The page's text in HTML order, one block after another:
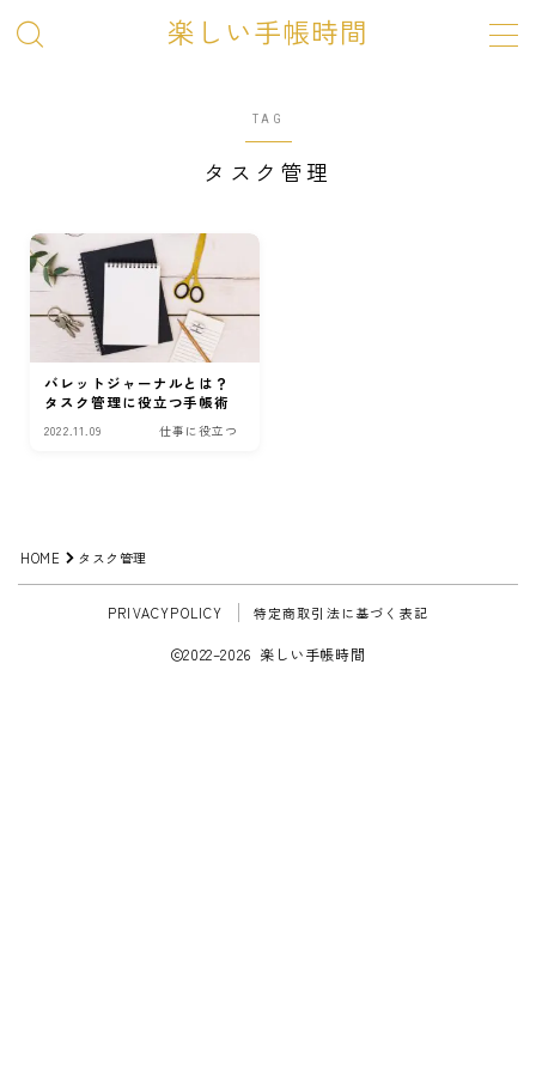
楽しい手帳時間
お問い合わせ
TAG
タスク管理
バレットジャーナルとは？
タスク管理に役立つ手帳術
2022.11.09 仕事に役立つ
HOME タスク管理
PRIVACYPOLICY 特定商取引法に基づく表記
2022–2026 楽しい手帳時間